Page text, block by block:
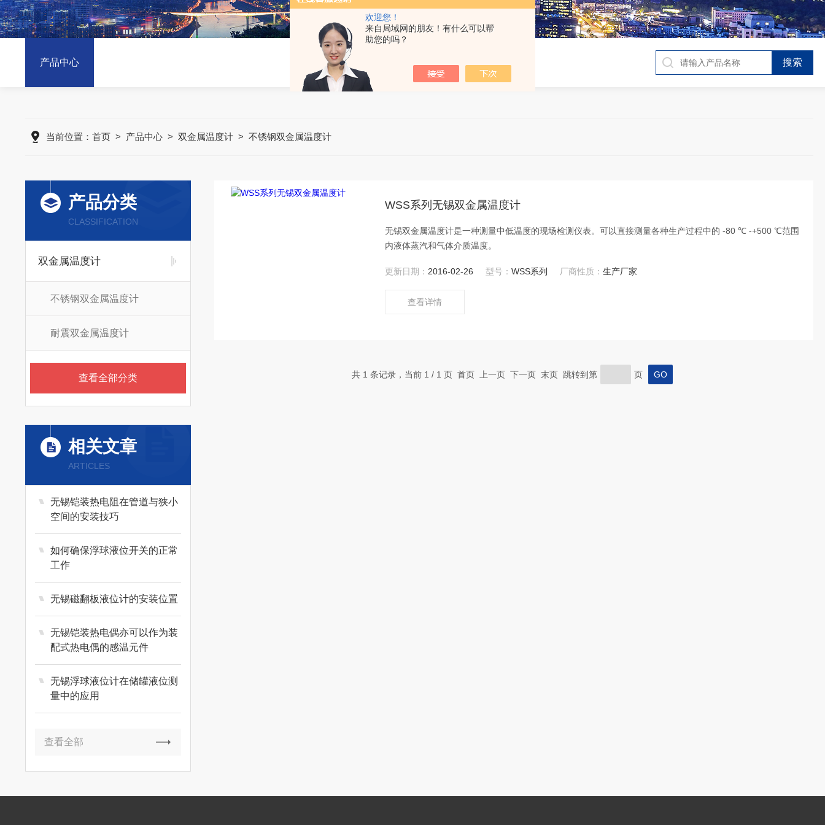
欢迎您！
来自局域网的朋友！有什么可以帮
助您的吗？
产品中心
当前位置： 首页> 产品中心> 双金属温度计> 不锈钢双金属温度计
产品分类
CLASSIFICATION
双金属温度计
不锈钢双金属温度计
耐震双金属温度计
查看全部分类
相关文章
ARTICLES
无锡铠装热电阻在管道与狭小
空间的安装技巧
如何确保浮球液位开关的正常
工作
无锡磁翻板液位计的安装位置
无锡铠装热电偶亦可以作为装
配式热电偶的感温元件
无锡浮球液位计在储罐液位测
量中的应用
查看全部
WSS系列无锡双金属温度计
无锡双金属温度计是一种测量中低温度的现场检测仪表。可以直接测量各种生产过程中的 -80 ℃ -+500 ℃范围
内液体蒸汽和气体介质温度。
更新日期： 2016-02-26 型号：WSS系列 厂商性质：生产厂家
查看详情
共 1 条记录，当前 1 / 1 页 首页 上一页 下一页 末页 跳转到第 页